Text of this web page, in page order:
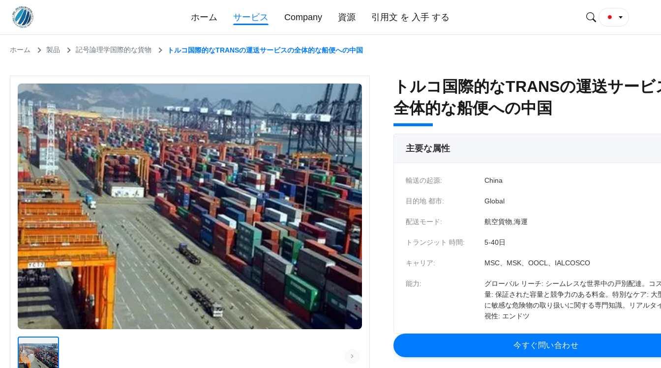
ホーム サービス Company 資源 引用文 を 入手 する
ホーム 製品 記号論理学国際的な貨物 トルコ国際的なTRANSの運送サービスの全体的な船便への中国
トルコ国際的なTRANSの運送サービ
全体的な船便への中国
主要な属性
輸送の起源: China
目的地 都市: Global
配送モード: 航空貨物,海運
トランジット 時間: 5-40日
キャリア: MSC、MSK、OOCL、IALCOSCO
能力:
グローバル リーチ: シームレスな世界中の戸別配達。コ
量: 保証された容量と競争力のある料金。特別なケア: 大
に敏感な危険物の取り扱いに関する専門知識。リアルタ
視性: エンドツ
今す ぐ 問い合わせ